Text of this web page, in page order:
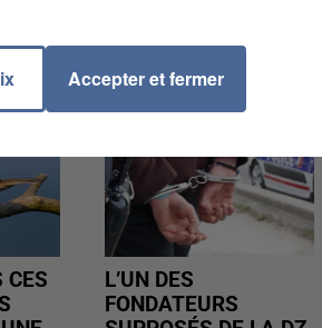
CES
L’UN DES
FONDATEURS
Accepter et fermer